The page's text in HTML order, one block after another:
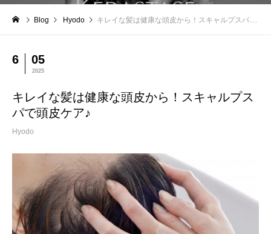
Blog Hyodo キレイな髪は健康な頭皮から！スキャルプスパで頭皮ケア♪
6 05
2025
キレイな髪は健康な頭皮から！スキャルプス
パで頭皮ケア♪
Hyodo